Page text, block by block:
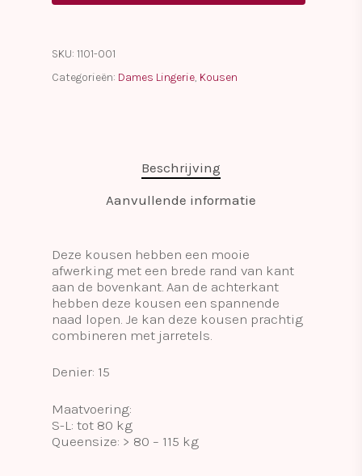
SKU: 1101-001
Categorieën: Dames Lingerie, Kousen
Beschrijving
Aanvullende informatie
Deze kousen hebben een mooie
afwerking met een brede rand van kant
aan de bovenkant. Aan de achterkant
hebben deze kousen een spannende
naad lopen. Je kan deze kousen prachtig
combineren met jarretels.
Denier: 15
Maatvoering:
S-L: tot 80 kg
Queensize: > 80 – 115 kg